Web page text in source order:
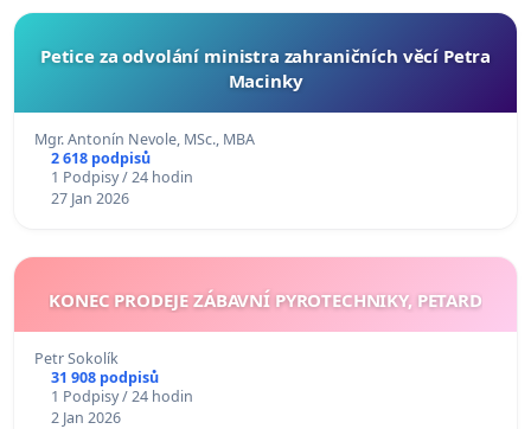
Petice za odvolání ministra zahraničních věcí Petra
Macinky
Mgr. Antonín Nevole, MSc., MBA
2 618 podpisů
1 Podpisy / 24 hodin
27 Jan 2026
KONEC PRODEJE ZÁBAVNÍ PYROTECHNIKY, PETARD
Petr Sokolík
31 908 podpisů
1 Podpisy / 24 hodin
2 Jan 2026